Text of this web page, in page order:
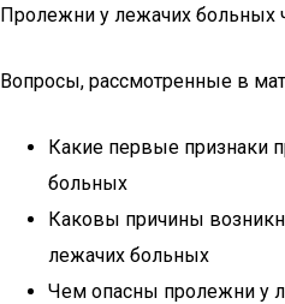
Пролежни у лежачих больных
Вопросы, рассмотренные в
Какие первые признаки
больных
Каковы причины
лежачих больных
Чем опасны пролежни у